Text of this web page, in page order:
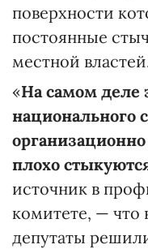
поверхности
постоянные
местной
«На самом деле
национального
плохо
источник в
комитете, — что
депутаты